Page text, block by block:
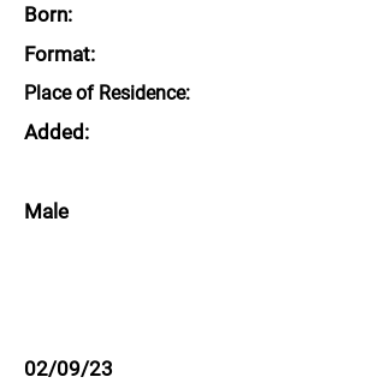
Born:
Format:
Place of Residence:
Added:
Male
02/09/23